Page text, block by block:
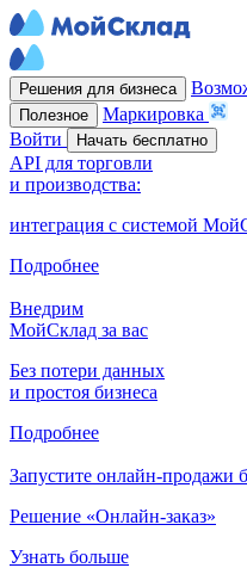
Решения для бизнеса
Полезное
Маркировка
Войти
Начать бесплатно
API для торговли
и производства:
интеграция с системой
Подробнее
Внедрим
МойСклад за вас
Без потери данных
и простоя бизнеса
Подробнее
Запустите онлайн-продажи
Решение «Онлайн-заказ»
Узнать больше